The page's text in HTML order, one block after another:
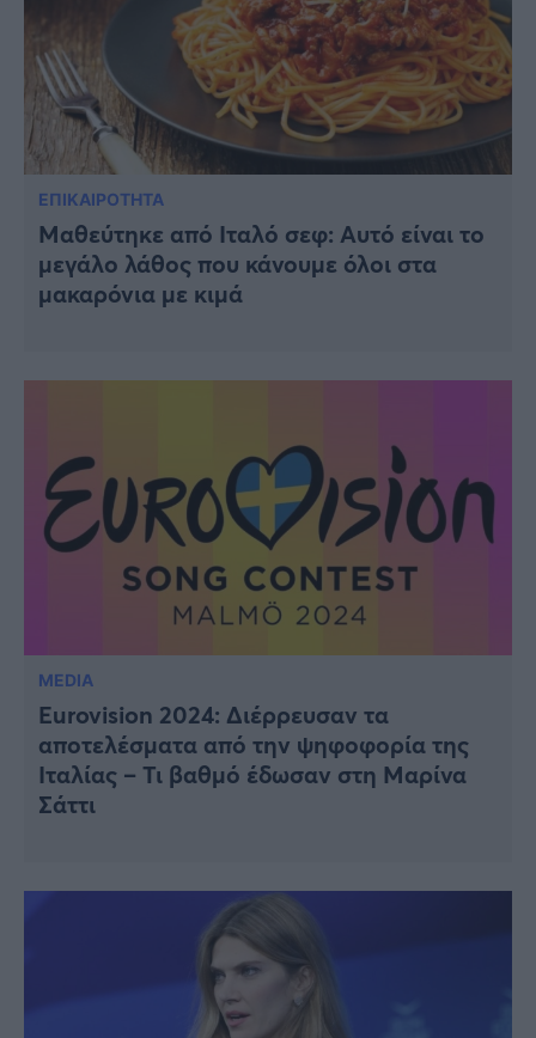
ΕΠΙΚΑΙΡΟΤΗΤΑ
Μαθεύτηκε από Ιταλό σεφ: Αυτό είναι το
μεγάλο λάθος που κάνουμε όλοι στα
μακαρόνια με κιμά
MEDIA
Eurovision 2024: Διέρρευσαν τα
αποτελέσματα από την ψηφοφορία της
Ιταλίας – Τι βαθμό έδωσαν στη Μαρίνα
Σάττι